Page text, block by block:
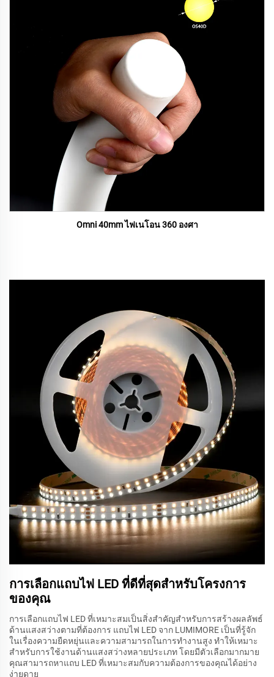
Omni 40mm ไฟเนโอน 360 องศา
การเลือกแถบไฟ LED ที่ดีที่สุดสำหรับโครงการ
ของคุณ
การเลือกแถบไฟ LED ที่เหมาะสมเป็นสิ่งสำคัญสำหรับการสร้างผลลัพธ์
ด้านแสงสว่างตามที่ต้องการ แถบไฟ LED จาก LUMIMORE เป็นที่รู้จัก
ในเรื่องความยืดหยุ่นและความสามารถในการทำงานสูง ทำให้เหมาะ
สำหรับการใช้งานด้านแสงสว่างหลายประเภท โดยมีตัวเลือกมากมาย
คุณสามารถหาแถบ LED ที่เหมาะสมกับความต้องการของคุณได้อย่าง
ง่ายดาย